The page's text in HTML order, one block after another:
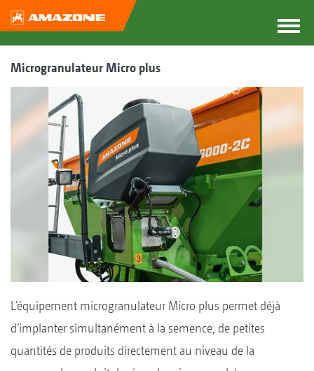
Microgranulateur Micro plus
L’équipement microgranulateur Micro plus permet déjà
d’implanter simultanément à la semence, de petites
quantités de produits directement au niveau de la